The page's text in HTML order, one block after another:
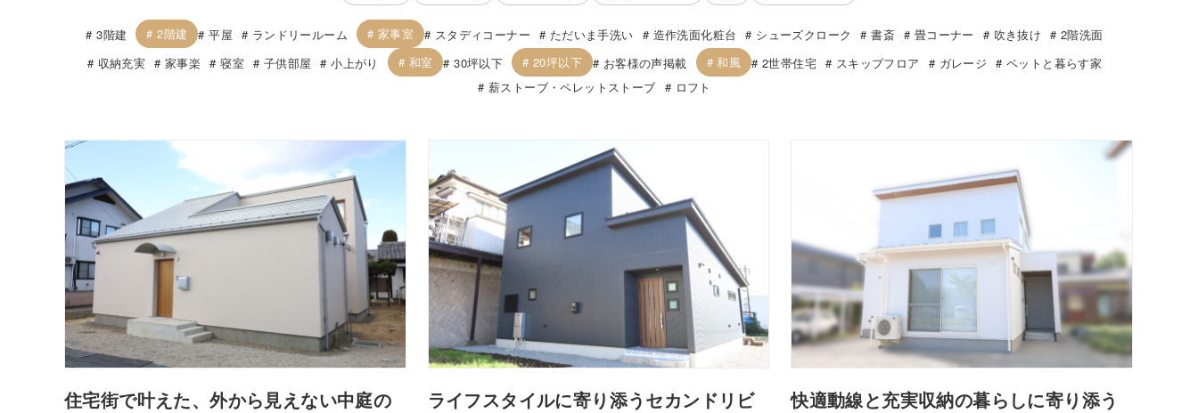
3階建 2階建 平屋 ランドリールーム 家事室 スタディコーナー ただいま手洗い 造作洗面化粧台 シューズクローク 書斎 畳コーナー 吹き抜け
2階洗面
収納充実
家事楽 寝室 子供部屋 小上がり 和室 30坪以下 20坪以下 お客様の声掲載 和風 2世帯住宅 スキップフロア ガレージ
ペットと暮らす家
薪ストーブ・ペレットストーブ
ロフト
住宅街で叶えた、外から見えない中庭の
ライフスタイルに寄り添うセカンドリビ
快適動線と充実収納の暮らしに寄り添う